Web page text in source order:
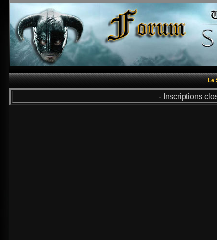
Le
- Inscriptions